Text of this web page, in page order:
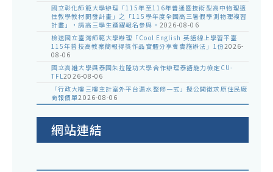
國立彰化師範大學辦理「115年至116年普通暨技術型高中物理適
性教學教材開發計畫」之「115學年度全國高三暑假學測物理複習
計畫」，請高三學生踴躍報名參與。 2026-08-06
檢送國立臺灣師範大學辦理「Cool English 英語線上學習平臺
115年普技高教案簡報得獎作品實體分享會實施辦法」1份2026-
08-06
國立高雄大學與泰國朱拉隆功大學合作辦理泰語能力檢定CU-
TFL2026-08-06
「行政大樓三樓主計室外平台漏水整修一式」擬公開徵求原住民廠
商報價單2026-08-06
網站連結